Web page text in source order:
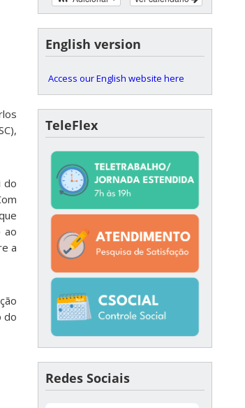
do
ao
a
do
English version
Access our English website here
TeleFlex
Redes Sociais